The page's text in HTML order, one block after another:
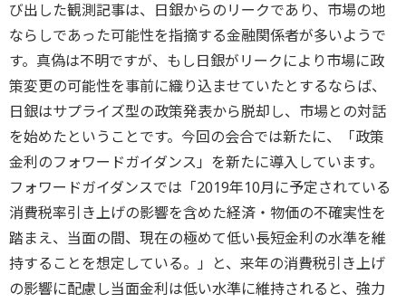
び出した観測記事は、日銀からのリークであり、市場の地
ならしであった可能性を指摘する金融関係者が多いようで
す。真偽は不明ですが、もし日銀がリークにより市場に政
策変更の可能性を事前に織り込ませていたとするならば、
日銀はサプライズ型の政策発表から脱却し、市場との対話
を始めたということです。今回の会合では新たに、「政策
金利のフォワードガイダンス」を新たに導入しています。
フォワードガイダンスでは「2019年10月に予定されている
消費税率引き上げの影響を含めた経済・物価の不確実性を
踏まえ、当面の間、現在の極めて低い長短金利の水準を維
持することを想定している。」と、来年の消費税引き上げ
の影響に配慮し当面金利は低い水準に維持されると、強力